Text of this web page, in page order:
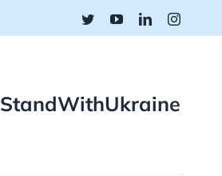
TwitterYouTubeLinkedIn